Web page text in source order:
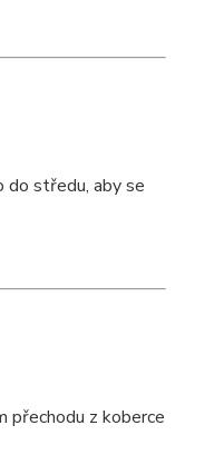
do středu, aby se
přechodu z koberce